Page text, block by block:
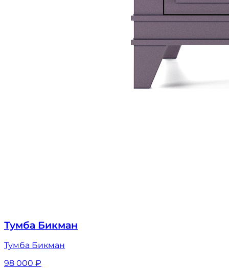
Тумба Бикман
Тумба Бикман
98 000 ₽